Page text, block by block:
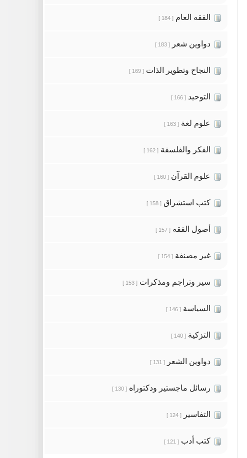
الفقه العام [ 184 ]
دواوين شعر [ 183 ]
النجاح وتطوير الذات [ 169 ]
التوحيد [ 166 ]
علوم لغة [ 163 ]
الفكر والفلسفة [ 162 ]
علوم القرآن [ 160 ]
كتب استشراق [ 158 ]
أصول الفقه [ 157 ]
غير مصنفة [ 154 ]
سير وتراجم ومذكرات [ 153 ]
السياسة [ 146 ]
التزكية [ 140 ]
دواوين الشعر [ 131 ]
رسائل ماجستير ودكتوراه [ 130 ]
التفاسير [ 124 ]
كتب أدب [ 121 ]